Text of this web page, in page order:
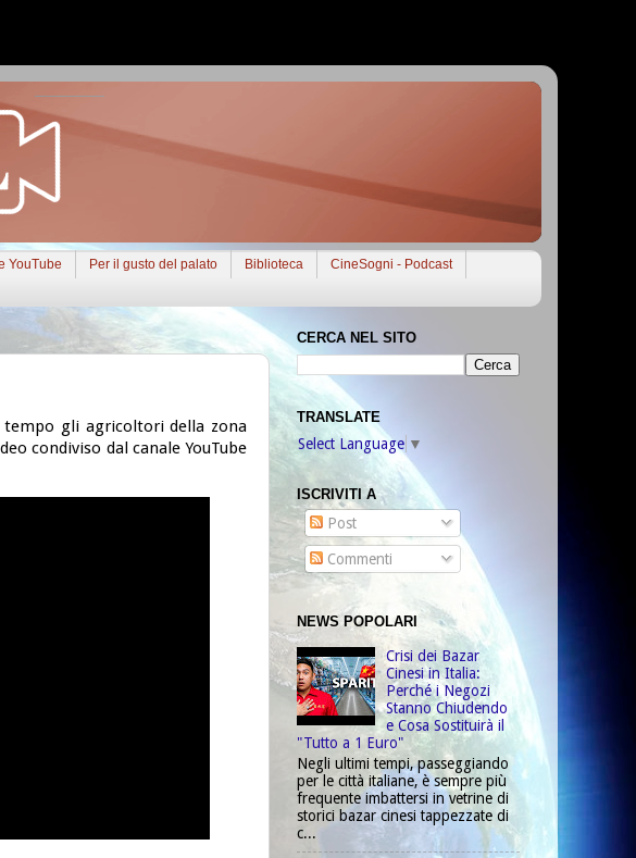
YouTube Per il gusto del palato Biblioteca
CineSogni - Podcast
tempo gli agricoltori della zona
condiviso dal canale YouTube
CERCA NEL SITO
TRANSLATE
Select Language ▼
ISCRIVITI A
Post
Commenti
NEWS POPOLARI
Crisi dei Bazar
Cinesi in Italia:
Perché i Negozi
Stanno Chiudendo
e Cosa Sostituirà il
"Tutto a 1 Euro"
Negli ultimi tempi, passeggiando
per le città italiane, è sempre più
frequente imbattersi in vetrine di
storici bazar cinesi tappezzate di
c...